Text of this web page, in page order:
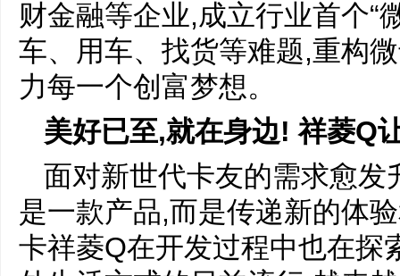
财金融等企业,成立行业首个“
车、用车、找货等难题,重构
力每一个创富梦想。
美好已至,就在身边! 祥菱Q
面对新世代卡友的需求愈
是一款产品,而是传递新的体
卡祥菱Q在开发过程中也在探